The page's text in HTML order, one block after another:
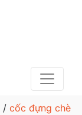
/ cốc đựng chè